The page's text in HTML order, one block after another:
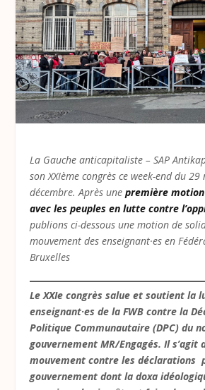
La Gauche anticapitaliste – SAP
son XXIème congrès ce week-end du
décembre. Après unepremière
avec les peuples en lutte contre
publions ci-dessous une motion de
mouvement des enseignant·es en
Bruxelles
Le XXIe congrès salue et soutient la
enseignant·es de la FWB contre la
Politique Communautaire (DPC) du
gouvernement MR/Engagés. Il s’agit
mouvement contre les déclarations
gouvernement dont la doxa